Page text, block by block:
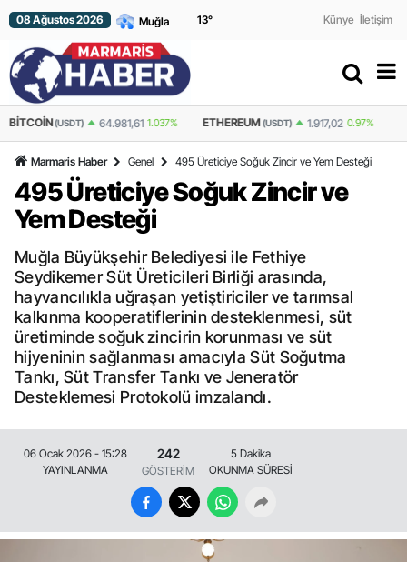
08 Ağustos 2026 13° Künye İletişim
BITCOIN(USDT) 64.981,61 1.037% ETHEREUM(USDT) 1.917,02 0.97%
Marmaris Haber Genel 495 Üreticiye Soğuk Zincir ve Yem Desteği
495 Üreticiye Soğuk Zincir ve
Yem Desteği
Muğla Büyükşehir Belediyesi ile Fethiye
Seydikemer Süt Üreticileri Birliği arasında,
hayvancılıkla uğraşan yetiştiriciler ve tarımsal
kalkınma kooperatiflerinin desteklenmesi, süt
üretiminde soğuk zincirin korunması ve süt
hijyeninin sağlanması amacıyla Süt Soğutma
Tankı, Süt Transfer Tankı ve Jeneratör
Desteklemesi Protokolü imzalandı.
06 Ocak 2026 - 15:28
YAYINLANMA
242
GÖSTERİM
5 Dakika
OKUNMA SÜRESİ